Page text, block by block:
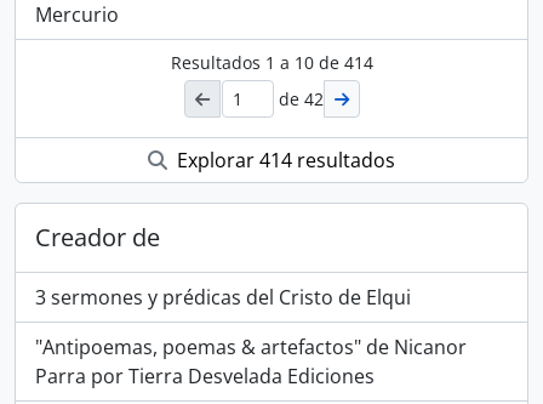
Mercurio
Resultados 1 a 10de 414
de 42
Explorar 414 resultados
Creador de
3 sermones y prédicas del Cristo de Elqui
"Antipoemas, poemas & artefactos" de Nicanor
Parra por Tierra Desvelada Ediciones